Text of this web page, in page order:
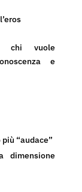
chi vuole
e
“audace”
dimensione